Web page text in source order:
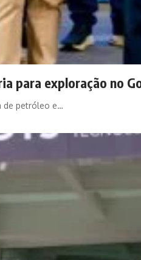
para exploração no
de petróleo e…